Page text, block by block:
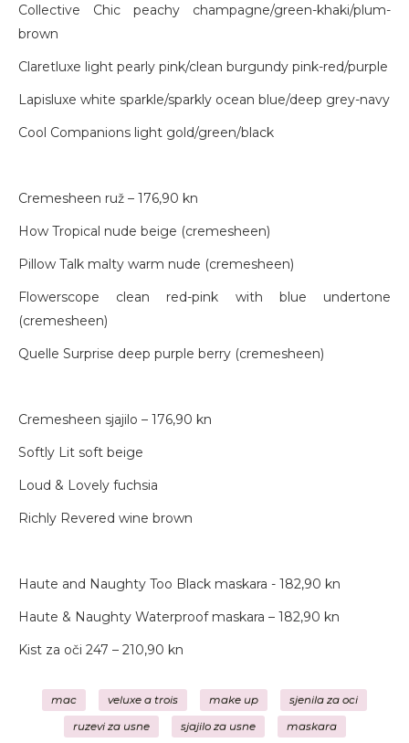
Collective Chic peachy champagne/green-khaki/plum-
brown
Claretluxe light pearly pink/clean burgundy pink-red/purple
Lapisluxe white sparkle/sparkly ocean blue/deep grey-navy
Cool Companions light gold/green/black
Cremesheen ruž – 176,90 kn
How Tropical nude beige (cremesheen)
Pillow Talk malty warm nude (cremesheen)
Flowerscope clean red-pink with blue undertone
(cremesheen)
Quelle Surprise deep purple berry (cremesheen)
Cremesheen sjajilo – 176,90 kn
Softly Lit soft beige
Loud & Lovely fuchsia
Richly Revered wine brown
Haute and Naughty Too Black maskara - 182,90 kn
Haute & Naughty Waterproof maskara – 182,90 kn
Kist za oči 247 – 210,90 kn
mac veluxe a trois make up sjenila za oci
ruzevi za usne sjajilo za usne maskara